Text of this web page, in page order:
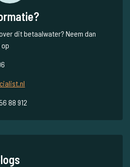
dit betaalwater? Neem dan
88 912